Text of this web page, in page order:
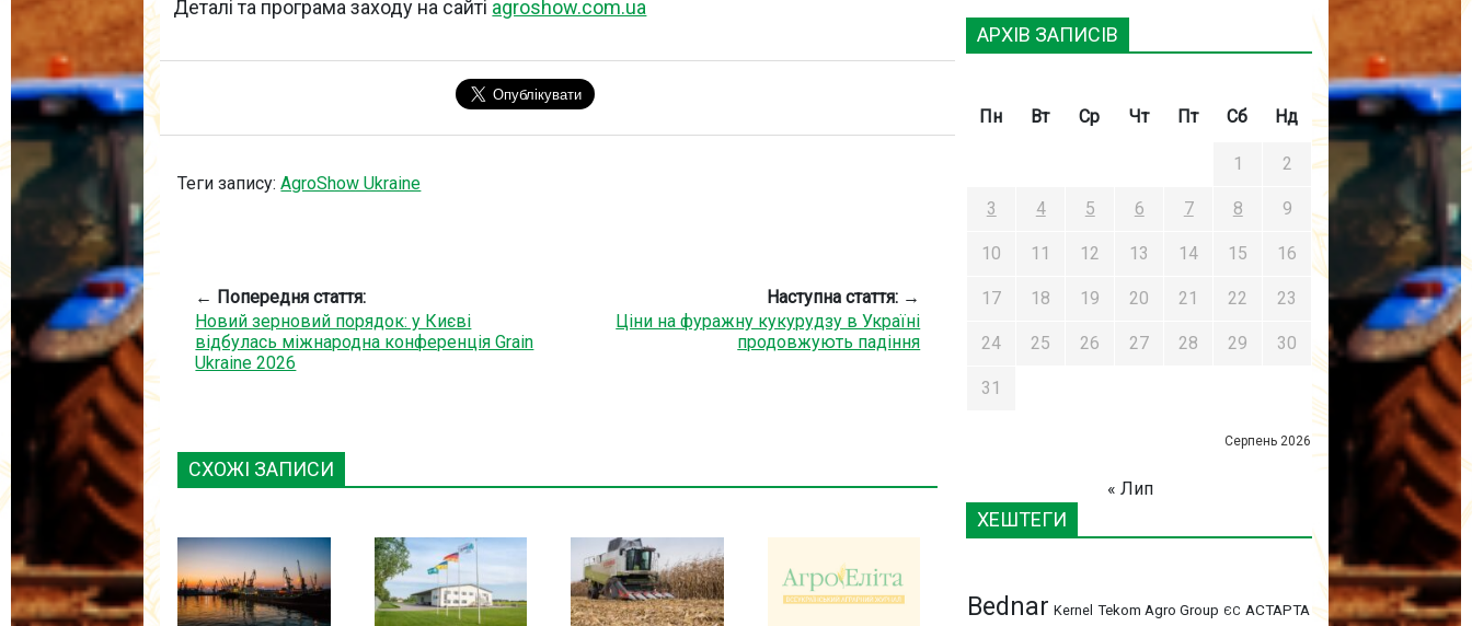
АРХІВ ЗАПИСІВ
Серпень 2026
Пн Вт Ср Чт Пт Сб Нд
1 2
3 4 5 6 7 8 9
10 11 12 13 14 15 16
17 18 19 20 21 22 23
24 25 26 27 28 29 30
31
« Лип
ХЕШТЕГИ
Bednar Kernel Tekom Agro Group ЄС АСТАРТА
Деталі та програма заходу на сайті agroshow.com.ua
Теги запису:AgroShow Ukraine
← Попередня стаття:
Новий зерновий порядок: у Києві
відбулась міжнародна конференція Grain
Ukraine 2026
Наступна стаття: →
Ціни на фуражну кукурудзу в Україні
продовжують падіння
СХОЖІ ЗАПИСИ